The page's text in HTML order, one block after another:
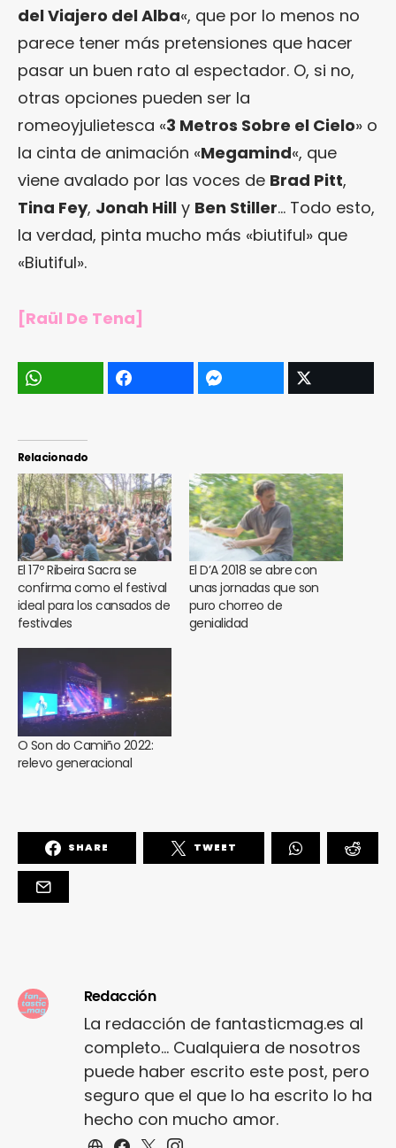
del Viajero del Alba«, que por lo menos no
parece tener más pretensiones que hacer
pasar un buen rato al espectador. O, si no,
otras opciones pueden ser la
romeoyjulietesca «3 Metros Sobre el Cielo» o
la cinta de animación «Megamind«, que
viene avalado por las voces de Brad Pitt,
Tina Fey, Jonah Hill y Ben Stiller… Todo esto,
la verdad, pinta mucho más «biutiful» que
«Biutiful».
[Raül De Tena]
Relacionado
El 17º Ribeira Sacra se
confirma como el festival
ideal para los cansados de
festivales
El D’A 2018 se abre con
unas jornadas que son
puro chorreo de
genialidad
O Son do Camiño 2022:
relevo generacional
SHARE TWEET
Redacción
La redacción de fantasticmag.es al
completo... Cualquiera de nosotros
puede haber escrito este post, pero
seguro que el que lo ha escrito lo ha
hecho con mucho amor.